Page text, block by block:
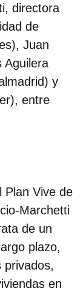
, directora
de
Juan
Aguilera
y
entre
Plan Vive de
Marchetti
de un
plazo,
privados,
en